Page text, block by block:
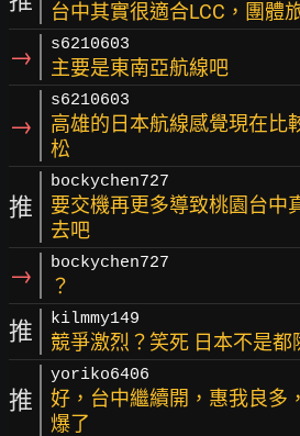
台中其實很適合LCC，團體
→ s6210603
主要是東南亞航線吧
→
s6210603
高雄的日本航線感覺現在比
松
推
bockychen727
要交機再更多導致桃園台中
去吧
→ bockychen727
？
推 kilmmy149
競爭激烈？笑死 日本不是都
推
yoriko6406
好，台中繼續開，惠我良多
爆了